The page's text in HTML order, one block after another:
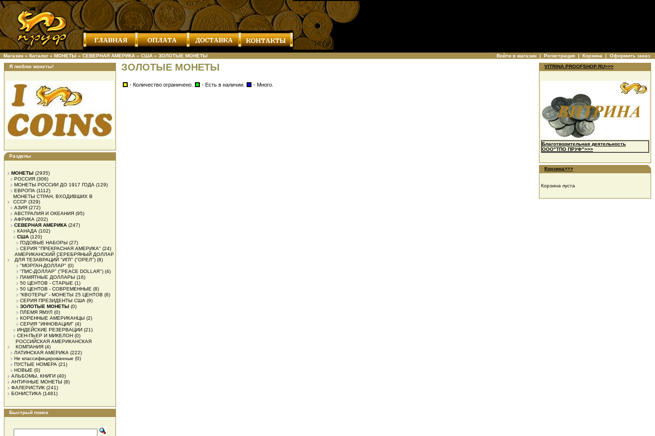
Магазин » Каталог » МОНЕТЫ » СЕВЕРНАЯ АМЕРИКА » США » ЗОЛОТЫЕ МОНЕТЫ Войти в магазин | Регистрация | Корзина | Оформить заказ
Я люблю монеты!
Разделы
МОНЕТЫ (2935)
РОССИЯ (306)
МОНЕТЫ РОССИИ ДО 1917 ГОДА (129)
ЕВРОПА (1112)
МОНЕТЫ СТРАН, ВХОДИВШИХ В
СССР (329)
АЗИЯ (272)
АВСТРАЛИЯ И ОКЕАНИЯ (95)
АФРИКА (202)
СЕВЕРНАЯ АМЕРИКА (247)
КАНАДА (102)
США (120)
ГОДОВЫЕ НАБОРЫ (27)
СЕРИЯ "ПРЕКРАСНАЯ АМЕРИКА" (24)
АМЕРИКАНСКИЙ СЕРЕБРЯНЫЙ ДОЛЛАР
ДЛЯ ТЕЗАВРАЦИЙ "ИГЛ" ("ОРЕЛ") (8)
"МОРГАН-ДОЛЛАР" (0)
"ПИС-ДОЛЛАР" ("PEACE DOLLAR") (4)
ПАМЯТНЫЕ ДОЛЛАРЫ (16)
50 ЦЕНТОВ - СТАРЫЕ (1)
50 ЦЕНТОВ - СОВРЕМЕННЫЕ (8)
“КВОТЕРЫ” - МОНЕТЫ 25 ЦЕНТОВ (6)
СЕРИЯ ПРЕЗИДЕНТЫ США (9)
ЗОЛОТЫЕ МОНЕТЫ (0)
ПЛЕМЯ ЯМУЛ (0)
КОРЕННЫЕ АМЕРИКАНЦЫ (2)
СЕРИЯ "ИННОВАЦИИ" (4)
ИНДЕЙСКИЕ РЕЗЕРВАЦИИ (21)
СЕН-ПЬЕР И МИКЕЛОН (0)
РОССИЙСКАЯ АМЕРИКАНСКАЯ
КОМПАНИЯ (4)
ЛАТИНСКАЯ АМЕРИКА (222)
Не классифицированные (0)
ПУСТЫЕ НОМЕРА (21)
НОВЫЕ (0)
АЛЬБОМЫ, КНИГИ (40)
АНТИЧНЫЕ МОНЕТЫ (8)
ФАЛЕРИСТИК (241)
БОНИСТИКА (1481)
Быстрый поиск
ЗОЛОТЫЕ МОНЕТЫ
- Количество ограничено. - Есть в наличии. - Много.
VITRINA.PROOFSHOP.RU>>>
Благотворительная деятельность
ООО"ТПО ПРУФ">>>
Корзина>>>
Корзина пуста